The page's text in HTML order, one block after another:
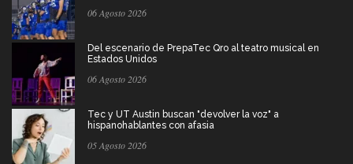
06 Agosto 2026
Del escenario de PrepaTec Qro al teatro musical en
Estados Unidos
06 Agosto 2026
Tec y UT Austin buscan "devolver la voz" a
hispanohablantes con afasia
05 Agosto 2026